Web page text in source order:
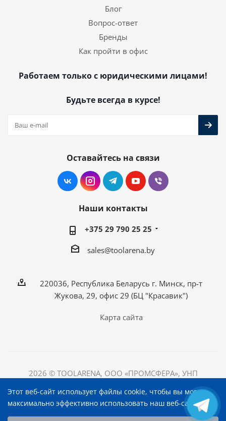
Блог
Вопрос-ответ
Бренды
Как пройти в офис
Работаем только с юридическими лицами!
Будьте всегда в курсе!
Оставайтесь на связи
Наши контакты
+375 29 790 25 25
sales@toolarena.by
220036, Республика Беларусь г. Минск, пр-т
Жукова, 29, офис 29 (БЦ "Красавик")
Карта сайта
2026 © TOOLARENA, ООО «ПРОМСФЕРА», УНП
220036, Республика Беларусь, г. Минск, пр-т Жукова, д.
29, офис 29, БЦ "Красавик"
Этот веб-сайт использует файлы cookie, чтобы вы могли
максимально эффективно использовать наш веб-сайт.
Выберите настройки cookie